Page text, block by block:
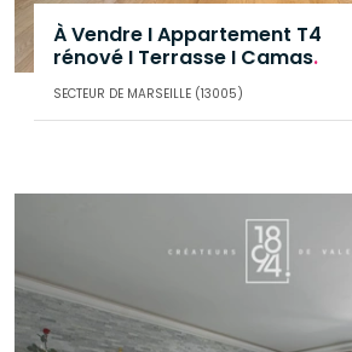
À Vendre I Appartement T4
rénové I Terrasse I Camas.
SECTEUR DE MARSEILLE (13005)